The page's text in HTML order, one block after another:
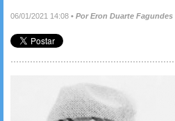
06/01/2021 14:08 • Por Eron Duarte Fagundes